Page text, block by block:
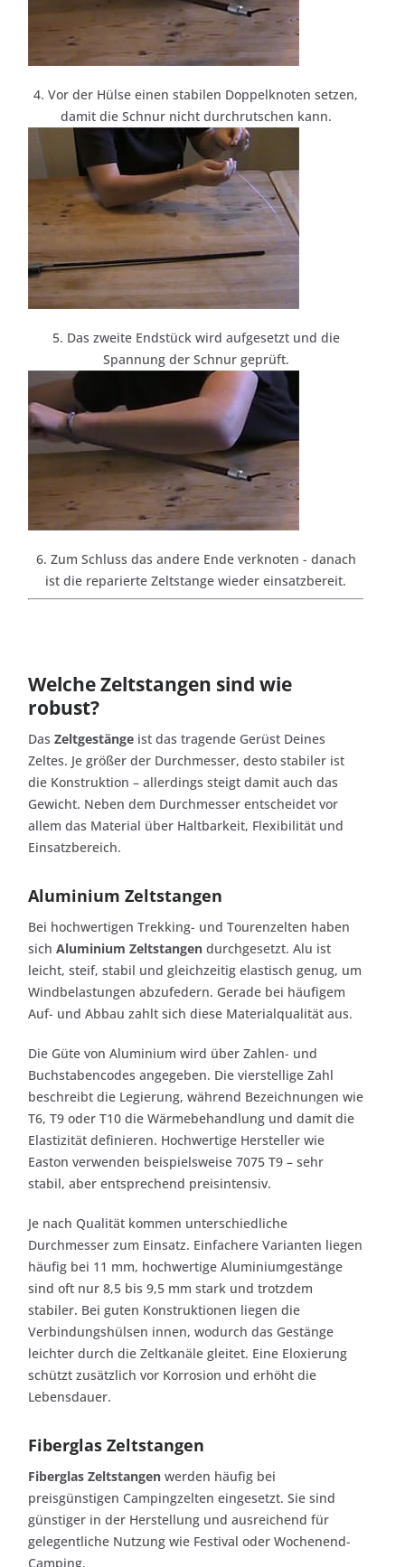
4. Vor der Hülse einen stabilen Doppelknoten setzen,
damit die Schnur nicht durchrutschen kann.
5. Das zweite Endstück wird aufgesetzt und die
Spannung der Schnur geprüft.
6. Zum Schluss das andere Ende verknoten - danach
ist die reparierte Zeltstange wieder einsatzbereit.
Welche Zeltstangen sind wie
robust?
Das Zeltgestänge ist das tragende Gerüst Deines
Zeltes. Je größer der Durchmesser, desto stabiler ist
die Konstruktion – allerdings steigt damit auch das
Gewicht. Neben dem Durchmesser entscheidet vor
allem das Material über Haltbarkeit, Flexibilität und
Einsatzbereich.
Aluminium Zeltstangen
Bei hochwertigen Trekking- und Tourenzelten haben
sich Aluminium Zeltstangen durchgesetzt. Alu ist
leicht, steif, stabil und gleichzeitig elastisch genug, um
Windbelastungen abzufedern. Gerade bei häufigem
Auf- und Abbau zahlt sich diese Materialqualität aus.
Die Güte von Aluminium wird über Zahlen- und
Buchstabencodes angegeben. Die vierstellige Zahl
beschreibt die Legierung, während Bezeichnungen wie
T6, T9 oder T10 die Wärmebehandlung und damit die
Elastizität definieren. Hochwertige Hersteller wie
Easton verwenden beispielsweise 7075 T9 – sehr
stabil, aber entsprechend preisintensiv.
Je nach Qualität kommen unterschiedliche
Durchmesser zum Einsatz. Einfachere Varianten liegen
häufig bei 11 mm, hochwertige Aluminiumgestänge
sind oft nur 8,5 bis 9,5 mm stark und trotzdem
stabiler. Bei guten Konstruktionen liegen die
Verbindungshülsen innen, wodurch das Gestänge
leichter durch die Zeltkanäle gleitet. Eine Eloxierung
schützt zusätzlich vor Korrosion und erhöht die
Lebensdauer.
Fiberglas Zeltstangen
Fiberglas Zeltstangen werden häufig bei
preisgünstigen Campingzelten eingesetzt. Sie sind
günstiger in der Herstellung und ausreichend für
gelegentliche Nutzung wie Festival oder Wochenend-
Camping.